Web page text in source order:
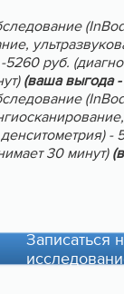
руб.
(ваша выгода
-
30 минут)
Записаться